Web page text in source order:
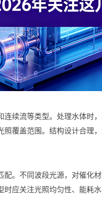
连续流等类型。处理水体时
覆盖范围。结构设计合理
配。不同波段光源，对催化
应关注光照均匀性、能耗